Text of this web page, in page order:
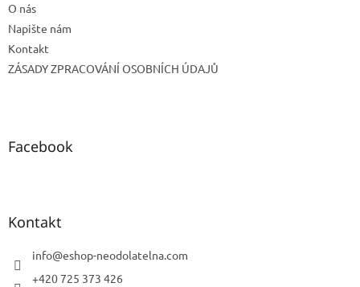
O nás
Napište nám
Kontakt
ZÁSADY ZPRACOVÁNÍ OSOBNÍCH ÚDAJŮ
Facebook
Kontakt
info@eshop-neodolatelna.com
+420 725 373 426